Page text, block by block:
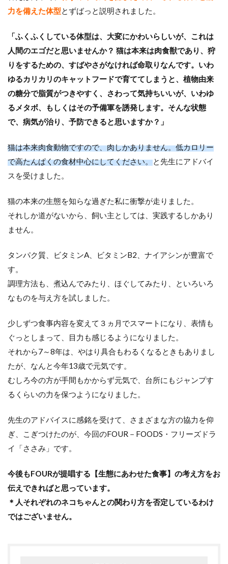
力を備えた体型とずばっと説明されました。
「ふくふくしている体型は、大変にかわいらしいが、これは
人間のエゴだと思いませんか？ 猫は本来は肉食獣であり、狩
りをするための、すばやさがなければ命取りなんです。いわ
ゆるカリカリのキャットフードで育ててしまうと、植物由来
の糖分で脂質がつきやすく、さわって気持ちいいが、いわゆ
るメタボ、もしくはその予備軍を誘発します。そんな状態
で、病気が治り、予防できると思いますか？」
猫は本来肉食動物ですので、肉しかありません。低カロリー
で高たんぱくの食材中心にしてください。と先生にアドバイ
スを受けました。
猫の本来の生態を知らな過ぎた私に衝撃が走りました。
それしか道がないから、飼い主としては、実践するしかあり
ません。
タンパク質、ビタミンA、ビタミンB2、ナイアシンが豊富で
す。
調理方法も、煮込んでみたり、ほぐしてみたり、といろいろ
なものを与え方を試しました。
少しずつ食事内容を変えて３ヵ月でスマートになり、表情も
ぐっとしまって、目力も感じるようになりました。
それから7～8年は、やはり具合もわるくなるときもありまし
たが、なんと今年13歳で元気です。
むしろ今の方が手間もかからず元気で、台所にもジャンプす
るくらいの力を保つようになりました。
先生のアドバイスに感銘を受けて、さまざまな方の協力を仰
ぎ、こぎつけたのが、今回のFOUR－FOODS・フリーズドラ
イ「ささみ」です。
今後もFOURが提唱する【生態にあわせた食事】の考え方をお
伝えできればと思っています。
＊人それぞれのネコちゃんとの関わり方を否定しているわけ
ではございません。